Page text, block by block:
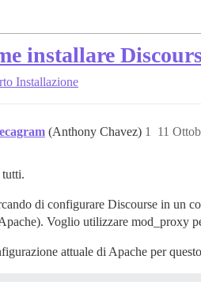
installare
Installazione
(Anthony Chavez) 11
1
tutti.
di configurare Discourse in un
Voglio utilizzare mod_proxy
attuale di Apache per